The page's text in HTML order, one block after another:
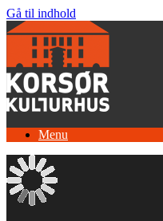
Gå til indhold
Menu